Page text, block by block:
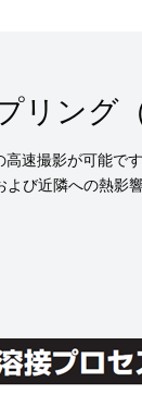
リング
高速撮影が可能で
び近隣への熱影